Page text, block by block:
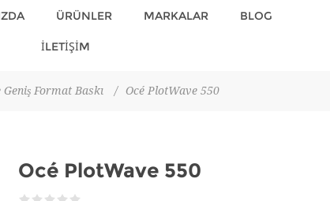
ÜRÜNLER MARKALAR BLOG
İLETİŞİM
Geniş Format Baskı / Océ PlotWave 550
Océ PlotWave 550